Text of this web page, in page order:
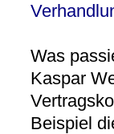
Was
Kaspar
Beispiel